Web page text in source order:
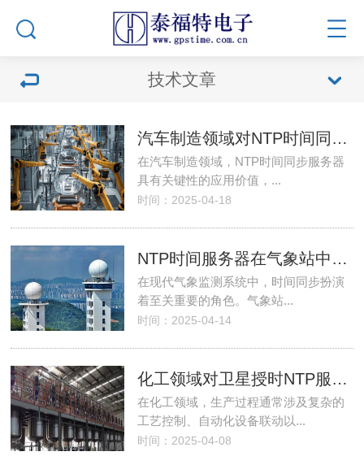
技术文章
汽车制造领域对NTP时间同步服务器的需求
在汽车制造领域，NTP时间同步服务器
具有关键性的应用价值，...
时间：2025-04-18
NTP时间服务器在气象站中的应用
在现代气象监测系统中，时间同步扮演
着至关重要的角色。气象站...
时间：2025-04-14
化工领域对卫星授时NTP服务器的需求
在化工领域，生产过程通常涉及复杂的
工艺控制、自动化设备联动以...
时间：2025-04-08